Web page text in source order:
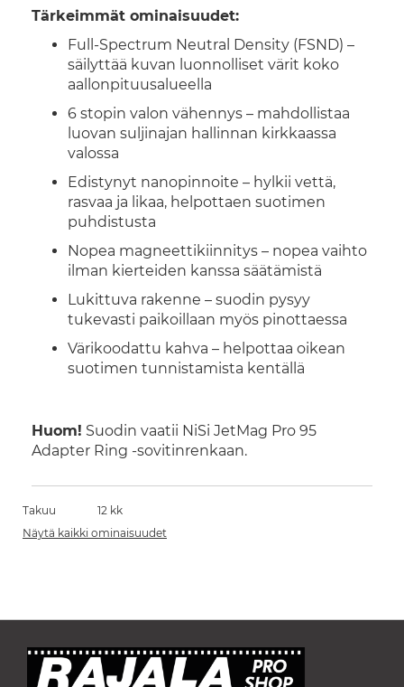
Tärkeimmät ominaisuudet:
Full-Spectrum Neutral Density (FSND) –
säilyttää kuvan luonnolliset värit koko
aallonpituusalueella
6 stopin valon vähennys – mahdollistaa
luovan suljinajan hallinnan kirkkaassa
valossa
Edistynyt nanopinnoite – hylkii vettä,
rasvaa ja likaa, helpottaen suotimen
puhdistusta
Nopea magneettikiinnitys – nopea vaihto
ilman kierteiden kanssa säätämistä
Lukittuva rakenne – suodin pysyy
tukevasti paikoillaan myös pinottaessa
Värikoodattu kahva – helpottaa oikean
suotimen tunnistamista kentällä
Huom! Suodin vaatii NiSi JetMag Pro 95
Adapter Ring -sovitinrenkaan.
Takuu
12 kk
Näytä kaikki ominaisuudet